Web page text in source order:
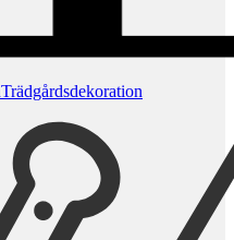
Trädgårdsdekoration